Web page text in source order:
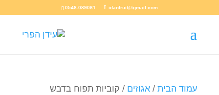
0548-089061 idanfruit@gmail.com
עמוד הבית/ אגוזים / קוביות תפוח בדבש